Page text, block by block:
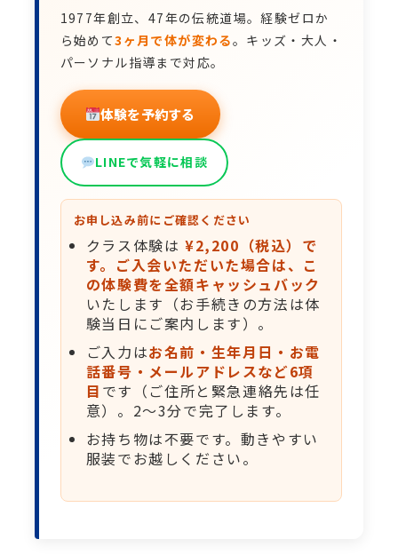
1977年創立、47年の伝統道場。経験ゼロか
ら始めて3ヶ月で体が変わる。キッズ・大人・
パーソナル指導まで対応。
体験を予約する
LINEで気軽に相談
お申し込み前にご確認ください
クラス体験は¥2,200（税込）で
す。ご入会いただいた場合は、こ
の体験費を全額キャッシュバック
いたします（お手続きの方法は体
験当日にご案内します）。
ご入力はお名前・生年月日・お電
話番号・メールアドレスなど6項
目 です（ご住所と緊急連絡先は任
意）。2〜3分で完了します。
お持ち物は不要です。動きやすい
服装でお越しください。